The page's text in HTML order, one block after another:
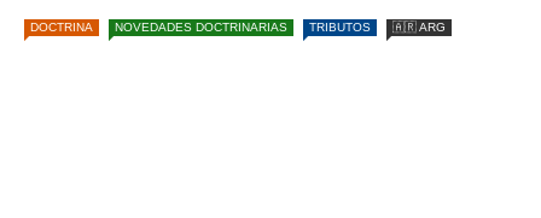
DOCTRINA NOVEDADES DOCTRINARIAS TRIBUTOS 🇦🇷 ARG